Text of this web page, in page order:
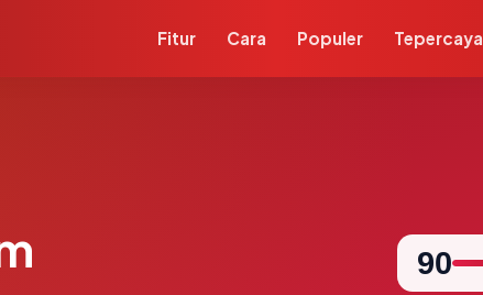
Fitur Cara Populer Tepercaya
90